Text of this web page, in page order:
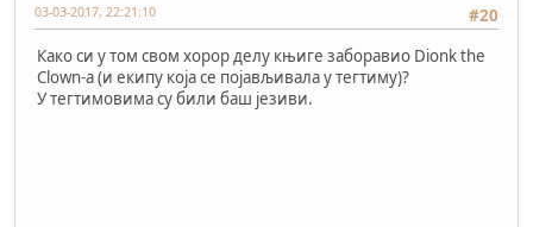
#20
03-03-2017, 22:21:10
Како си у том свом хорор делу књиге заборавио Dionk the
Clown-a (и екипу која се појављивала у тегтиму)?
У тегтимовима су били баш језиви.